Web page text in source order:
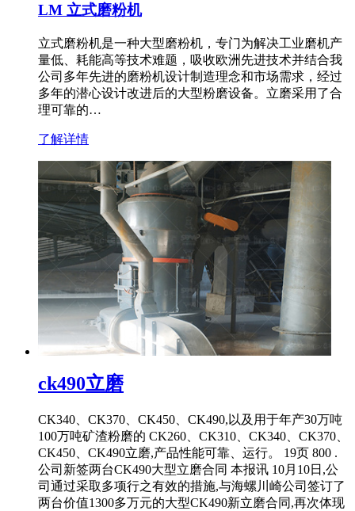
LM 立式磨粉机
立式磨粉机是一种大型磨粉机，专门为解决工业磨机产
量低、耗能高等技术难题，吸收欧洲先进技术并结合我
公司多年先进的磨粉机设计制造理念和市场需求，经过
多年的潜心设计改进后的大型粉磨设备。立磨采用了合
理可靠的…
了解详情
ck490立磨
CK340、CK370、CK450、CK490,以及用于年产30万吨
100万吨矿渣粉磨的 CK260、CK310、CK340、CK370、
CK450、CK490立磨,产品性能可靠、运行。 19页 800 .
公司新签两台CK490大型立磨合同 本报讯 10月10日,公
司通过采取多项行之有效的措施,与海螺川崎公司签订了
两台价值1300多万元的大型CK490新立磨合同,再次体现